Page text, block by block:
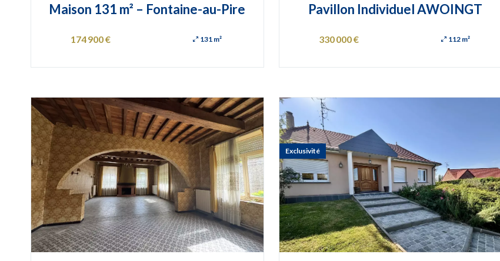
Maison 131 m² – Fontaine-au-Pire
174 900 € 131 m²
Pavillon Individuel AWOINGT
330 000 € 112 m²
Exclusivité